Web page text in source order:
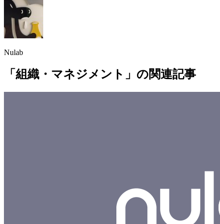
Nulab
「組織・マネジメント」の関連記事